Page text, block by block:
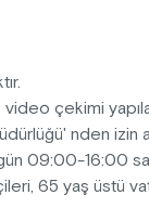
çekimi
nden izin
09:00-16:00
65 yaş üstü